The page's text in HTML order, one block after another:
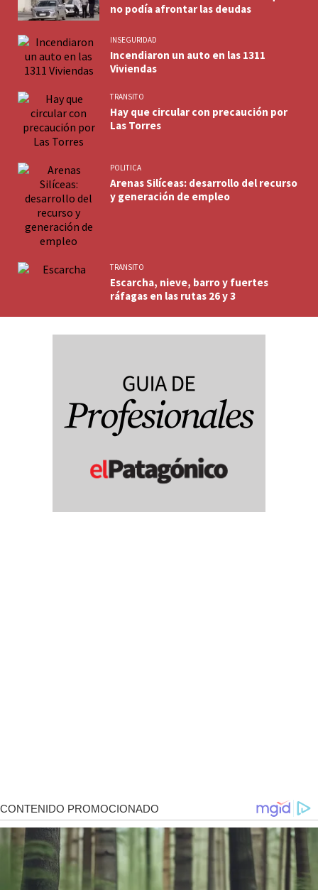
no podía afrontar las deudas
INSEGURIDAD
Incendiaron un auto en las 1311
Viviendas
TRANSITO
Hay que circular con precaución por
Las Torres
POLITICA
Arenas Silíceas: desarrollo del recurso
y generación de empleo
TRANSITO
Escarcha, nieve, barro y fuertes
ráfagas en las rutas 26 y 3